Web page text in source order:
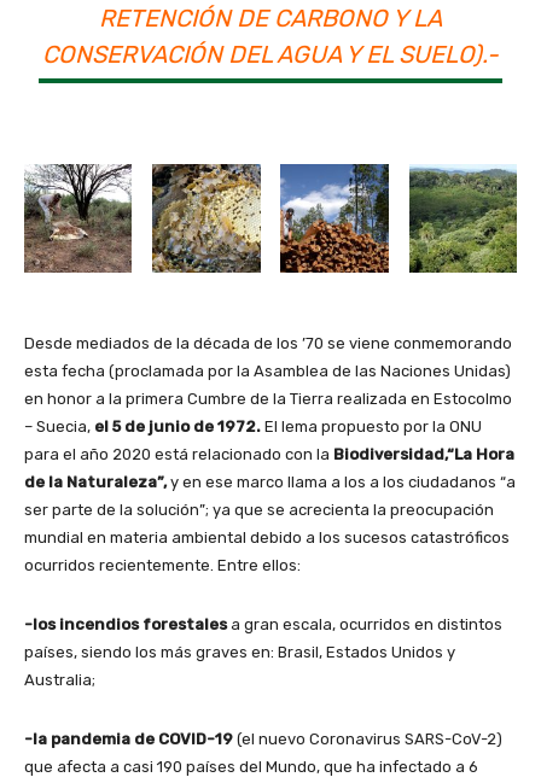
RETENCIÓN DE CARBONO Y LA
CONSERVACIÓN DEL AGUA Y EL SUELO).-
Desde mediados de la década de los ’70 se viene conmemorando
esta fecha (proclamada por la Asamblea de las Naciones Unidas)
en honor a la primera Cumbre de la Tierra realizada en Estocolmo
– Suecia, el 5 de junio de 1972. El lema propuesto por la ONU
para el año 2020 está relacionado con la Biodiversidad,“La Hora
de la Naturaleza”,y en ese marco llama a los a los ciudadanos “a
ser parte de la solución”; ya que se acrecienta la preocupación
mundial en materia ambiental debido a los sucesos catastróficos
ocurridos recientemente. Entre ellos:
-los incendios forestalesa gran escala, ocurridos en distintos
países, siendo los más graves en: Brasil, Estados Unidos y
Australia;
-la pandemia de COVID-19 (el nuevo Coronavirus SARS-CoV-2)
que afecta a casi 190 países del Mundo, que ha infectado a 6